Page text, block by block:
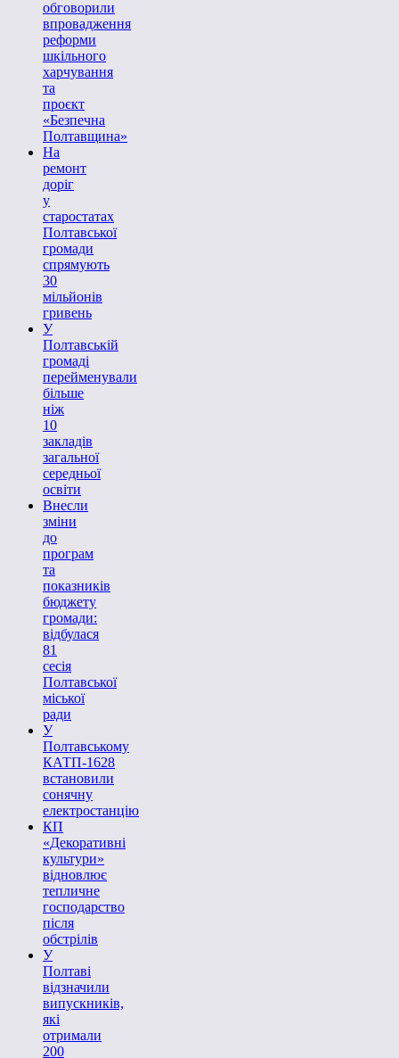
обговорили
впровадження
реформи
шкільного
харчування
та
проєкт
«Безпечна
Полтавщина»
На
ремонт
доріг
у
старостатах
Полтавської
громади
спрямують
30
мільйонів
гривень
У
Полтавській
громаді
перейменували
більше
ніж
10
закладів
загальної
середньої
освіти
Внесли
зміни
до
програм
та
показників
бюджету
громади:
відбулася
81
сесія
Полтавської
міської
ради
У
Полтавському
КАТП-1628
встановили
сонячну
електростанцію
КП
«Декоративні
культури»
відновлює
тепличне
господарство
після
обстрілів
У
Полтаві
відзначили
випускників,
які
отримали
200